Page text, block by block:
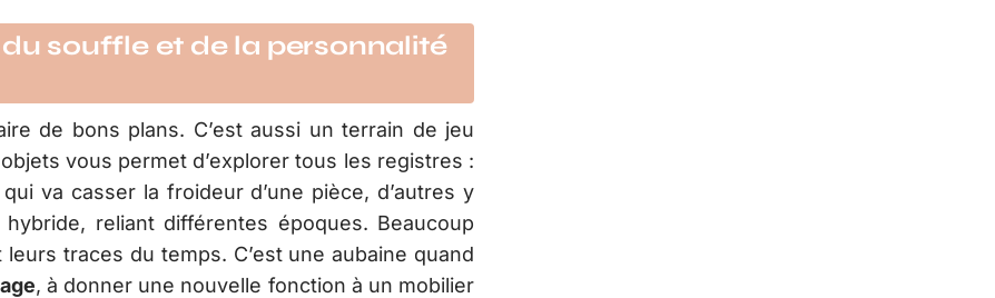
souffle et de la personnalité
de bons plans. C’est aussi un terrain de jeu
vous permet d’explorer tous les registres :
va casser la froideur d’une pièce, d’autres y
reliant différentes époques. Beaucoup
traces du temps. C’est une aubaine quand
, à donner une nouvelle fonction à un mobilier